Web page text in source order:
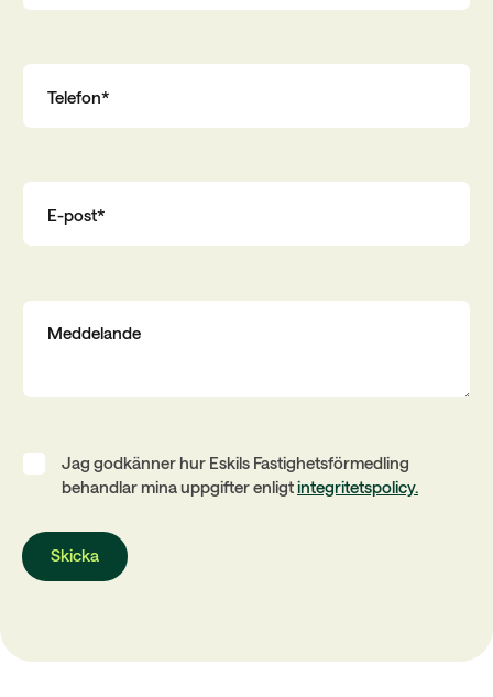
Jag godkänner hur Eskils Fastighetsförmedling
behandlar mina uppgifter enligtintegritetspolicy.